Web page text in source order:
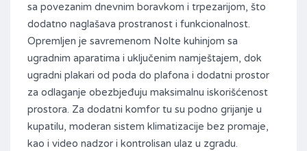
sa povezanim dnevnim boravkom i trpezarijom, što
dodatno naglašava prostranost i funkcionalnost.
Opremljen je savremenom Nolte kuhinjom sa
ugradnim aparatima i uključenim namještajem, dok
ugradni plakari od poda do plafona i dodatni prostor
za odlaganje obezbjeđuju maksimalnu iskorišćenost
prostora. Za dodatni komfor tu su podno grijanje u
kupatilu, moderan sistem klimatizacije bez promaje,
kao i video nadzor i kontrolisan ulaz u zgradu.